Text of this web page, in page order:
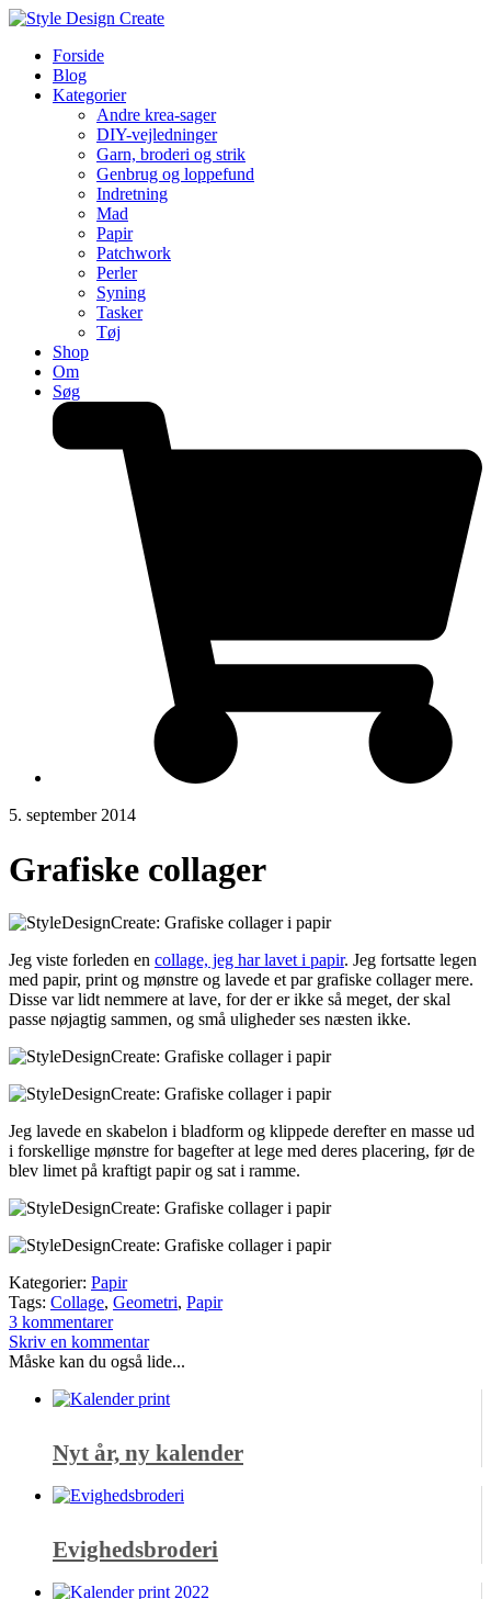
Forside
Blog
Kategorier
Andre krea-sager
DIY-vejledninger
Garn, broderi og strik
Genbrug og loppefund
Indretning
Mad
Papir
Patchwork
Perler
Syning
Tasker
Tøj
Shop
Om
Søg
5. september 2014
Grafiske collager
Jeg viste forleden en collage, jeg har lavet i papir. Jeg fortsatte legen
med papir, print og mønstre og lavede et par grafiske collager mere.
Disse var lidt nemmere at lave, for der er ikke så meget, der skal
passe nøjagtig sammen, og små uligheder ses næsten ikke.
Jeg lavede en skabelon i bladform og klippede derefter en masse ud
i forskellige mønstre for bagefter at lege med deres placering, før de
blev limet på kraftigt papir og sat i ramme.
Kategorier: Papir
Tags: Collage, Geometri, Papir
3 kommentarer
Skriv en kommentar
Måske kan du også lide...
Nyt år, ny kalender
Evighedsbroderi